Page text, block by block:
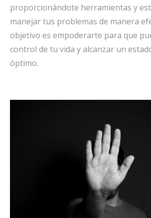
proporcionándote herramientas y
manejar tus problemas de manera
objetivo es empoderarte para que
control de tu vida y alcanzar un
óptimo.